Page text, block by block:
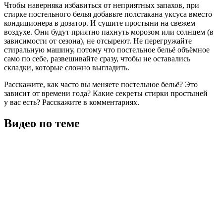
Чтобы наверняка избавиться от неприятных запахов, при
стирке постельного белья добавьте полстакана уксуса вместо
кондиционера в дозатор. И сушите простыни на свежем
воздухе. Они будут приятно пахнуть морозом или солнцем (в
зависимости от сезона), не отсыреют. Не перегружайте
стиральную машину, потому что постельное бельё объёмное
само по себе, развешивайте сразу, чтобы не оставались
складки, которые сложно выгладить.
Расскажите, как часто вы меняете постельное бельё? Это
зависит от времени года? Какие секреты стирки простыней
у вас есть? Расскажите в комментариях.
Видео по теме